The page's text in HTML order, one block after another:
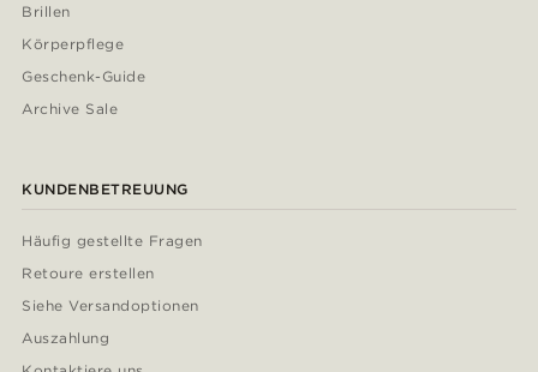
Brillen
Körperpflege
Geschenk-Guide
Archive Sale
KUNDENBETREUUNG
Häufig gestellte Fragen
Retoure erstellen
Siehe Versandoptionen
Auszahlung